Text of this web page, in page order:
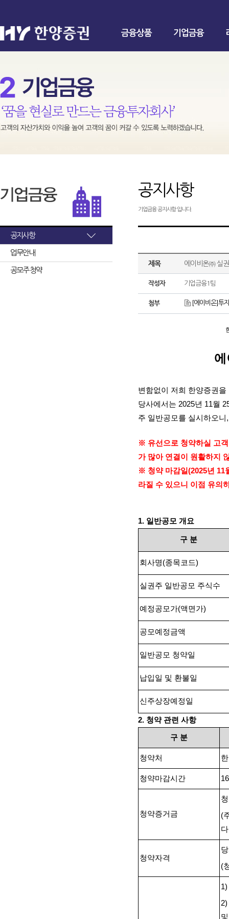
금융상품 기업금융
공지사항
업무안내
공모주 청약
공지사항
기업금융 공지사항 입니다.
제목 에이비온㈜ 실
작성자 기업금융1팀
첨부 [에이비온]투
변함없이 저희 한양증권
당사에서는 2025년 11월
주 일반공모를 실시하오니
※ 유선으로 청약하실 고
가 많아 연결이 원활하지
※ 청약 마감일(2025년 11
라질 수 있으니 이점 유의
1. 일반공모 개요
구 분
회사명(종목코드)
실권주 일반공모 주식수
예정공모가(액면가)
공모예정금액
일반공모 청약일
납입일 및 환불일
신주상장예정일
2. 청약 관련 사항
구 분
청약처
청약마감시간
청약증거금
(
다
청약자격
(
1)
2)